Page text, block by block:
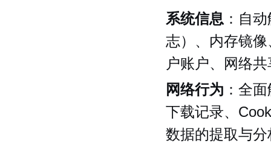
系统信息 ：自
志）、内存镜
户账户、网络
网络行为 ：全
下载记录、
数据的提取与分